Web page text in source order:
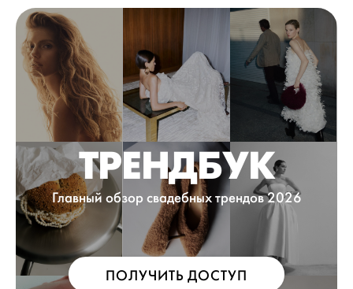
ТРЕНДБУК
Главный обзор свадебных трендов 2026
ПОЛУЧИТЬ ДОСТУП